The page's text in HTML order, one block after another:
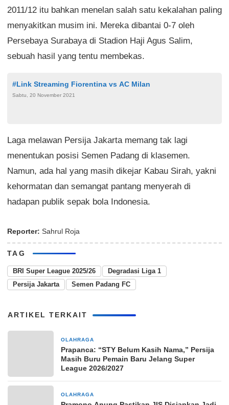
2011/12 itu bahkan menelan salah satu kekalahan paling
menyakitkan musim ini. Mereka dibantai 0-7 oleh
Persebaya Surabaya di Stadion Haji Agus Salim,
sebuah hasil yang tentu membekas.
#Link Streaming Fiorentina vs AC Milan
Sabtu, 20 November 2021
Laga melawan Persija Jakarta memang tak lagi
menentukan posisi Semen Padang di klasemen.
Namun, ada hal yang masih dikejar Kabau Sirah, yakni
kehormatan dan semangat pantang menyerah di
hadapan publik sepak bola Indonesia.
Reporter: Sahrul Roja
TAG
BRI Super League 2025/26
Degradasi Liga 1
Persija Jakarta
Semen Padang FC
ARTIKEL TERKAIT
OLAHRAGA
Prapanca: “STY Belum Kasih Nama,” Persija
Masih Buru Pemain Baru Jelang Super
League 2026/2027
OLAHRAGA